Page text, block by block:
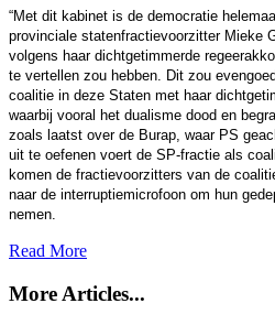
“Met dit kabinet is de democratie
provinciale statenfractievoorzitter Mieke
volgens haar dichtgetimmerde
te vertellen zou hebben. Dit zou
coalitie in deze Staten met haar
waarbij vooral het dualisme dood en
zoals laatst over de Burap, waar PS
uit te oefenen voert de SP-fractie als
komen de fractievoorzitters van de
naar de interruptiemicrofoon om hun
nemen.
Read More
More Articles...